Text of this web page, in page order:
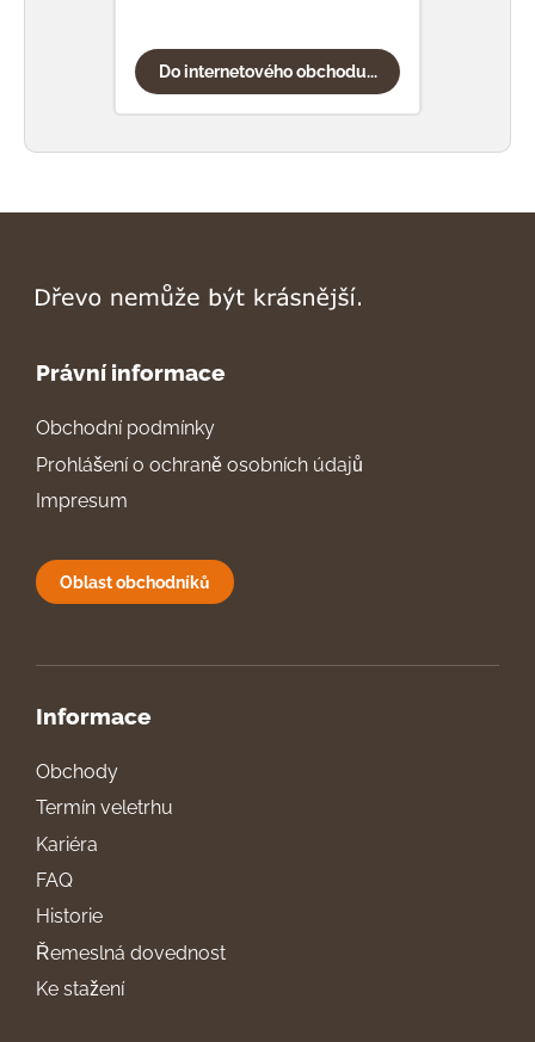
Do internetového obchodu...
Právní informace
Obchodní podmínky
Prohlášení o ochraně osobních údajů
Impresum
Oblast obchodníků
Informace
Obchody
Termín veletrhu
Kariéra
FAQ
Historie
Řemeslná dovednost
Ke stažení